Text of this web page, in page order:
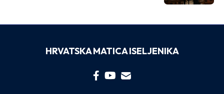
HRVATSKA MATICA ISELJENIKA